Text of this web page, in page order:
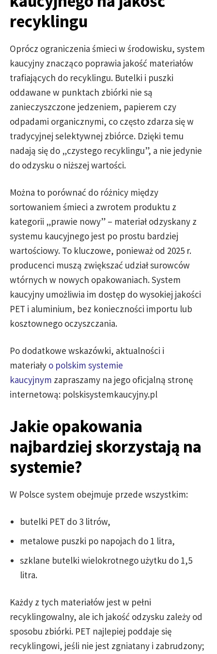
recyklingu
Oprócz ograniczenia śmieci w środowisku, system
kaucyjny znacząco poprawia jakość materiałów
trafiających do recyklingu. Butelki i puszki
oddawane w punktach zbiórki nie są
zanieczyszczone jedzeniem, papierem czy
odpadami organicznymi, co często zdarza się w
tradycyjnej selektywnej zbiórce. Dzięki temu
nadają się do „czystego recyklingu”, a nie jedynie
do odzysku o niższej wartości.
Można to porównać do różnicy między
sortowaniem śmieci a zwrotem produktu z
kategorii „prawie nowy” – materiał odzyskany z
systemu kaucyjnego jest po prostu bardziej
wartościowy. To kluczowe, ponieważ od 2025 r.
producenci muszą zwiększać udział surowców
wtórnych w nowych opakowaniach. System
kaucyjny umożliwia im dostęp do wysokiej jakości
PET i aluminium, bez konieczności importu lub
kosztownego oczyszczania.
Po dodatkowe wskazówki, aktualności i
materiały o polskim systemie
kaucyjnym zapraszamy na jego oficjalną stronę
internetową: polskisystemkaucyjny.pl
Jakie opakowania
najbardziej skorzystają na
systemie?
W Polsce system obejmuje przede wszystkim:
butelki PET do 3 litrów,
metalowe puszki po napojach do 1 litra,
szklane butelki wielokrotnego użytku do 1,5
litra.
Każdy z tych materiałów jest w pełni
recyklingowalny, ale ich jakość odzysku zależy od
sposobu zbiórki. PET najlepiej poddaje się
recyklingowi, jeśli nie jest zgniatany i zabrudzony;